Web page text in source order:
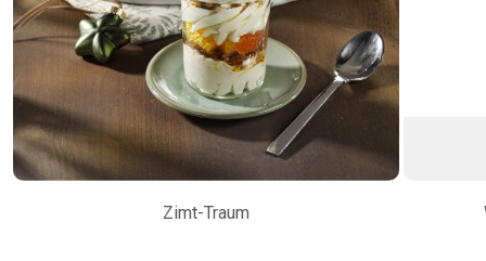
Zimt-Traum